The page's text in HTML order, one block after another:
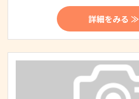
詳細をみる ≫